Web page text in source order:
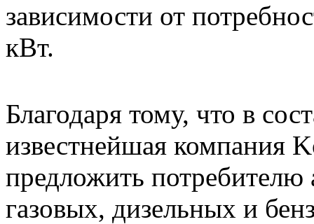
зависимости от
кВт.
Благодаря тому, что в
известнейшая компания
предложить
газовых, дизельных и